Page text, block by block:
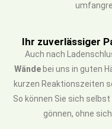
Ihr zuverlässiger
Auch nach
Wände bei uns in guten
kurzen Reaktionszeiten
So können Sie sich
gönnen, ohne sich